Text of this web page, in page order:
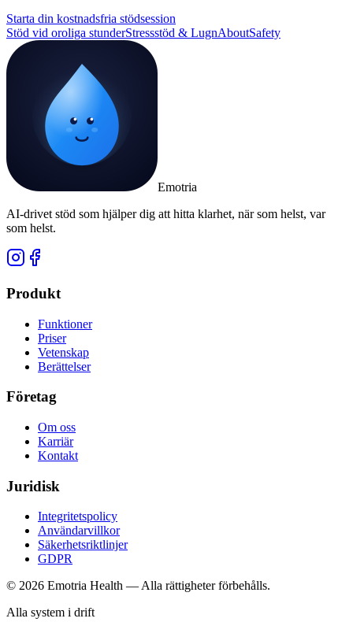
Starta din kostnadsfria stödsession
Stöd vid oroliga stunderStressstöd & LugnAboutSafety
Emotria
AI-drivet stöd som hjälper dig att hitta klarhet, när som helst, var
som helst.
Produkt
Funktioner
Priser
Vetenskap
Berättelser
Företag
Om oss
Karriär
Kontakt
Juridisk
Integritetspolicy
Användarvillkor
Säkerhetsriktlinjer
GDPR
© 2026 Emotria Health — Alla rättigheter förbehålls.
Alla system i drift